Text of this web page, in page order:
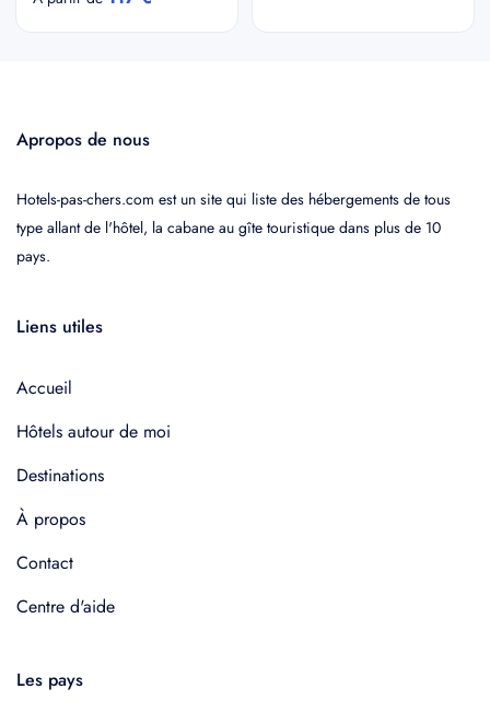
Apropos de nous
Hotels-pas-chers.com est un site qui liste des hébergements de tous
type allant de l'hôtel, la cabane au gîte touristique dans plus de 10
pays.
Liens utiles
Accueil
Hôtels autour de moi
Destinations
À propos
Contact
Centre d'aide
Les pays